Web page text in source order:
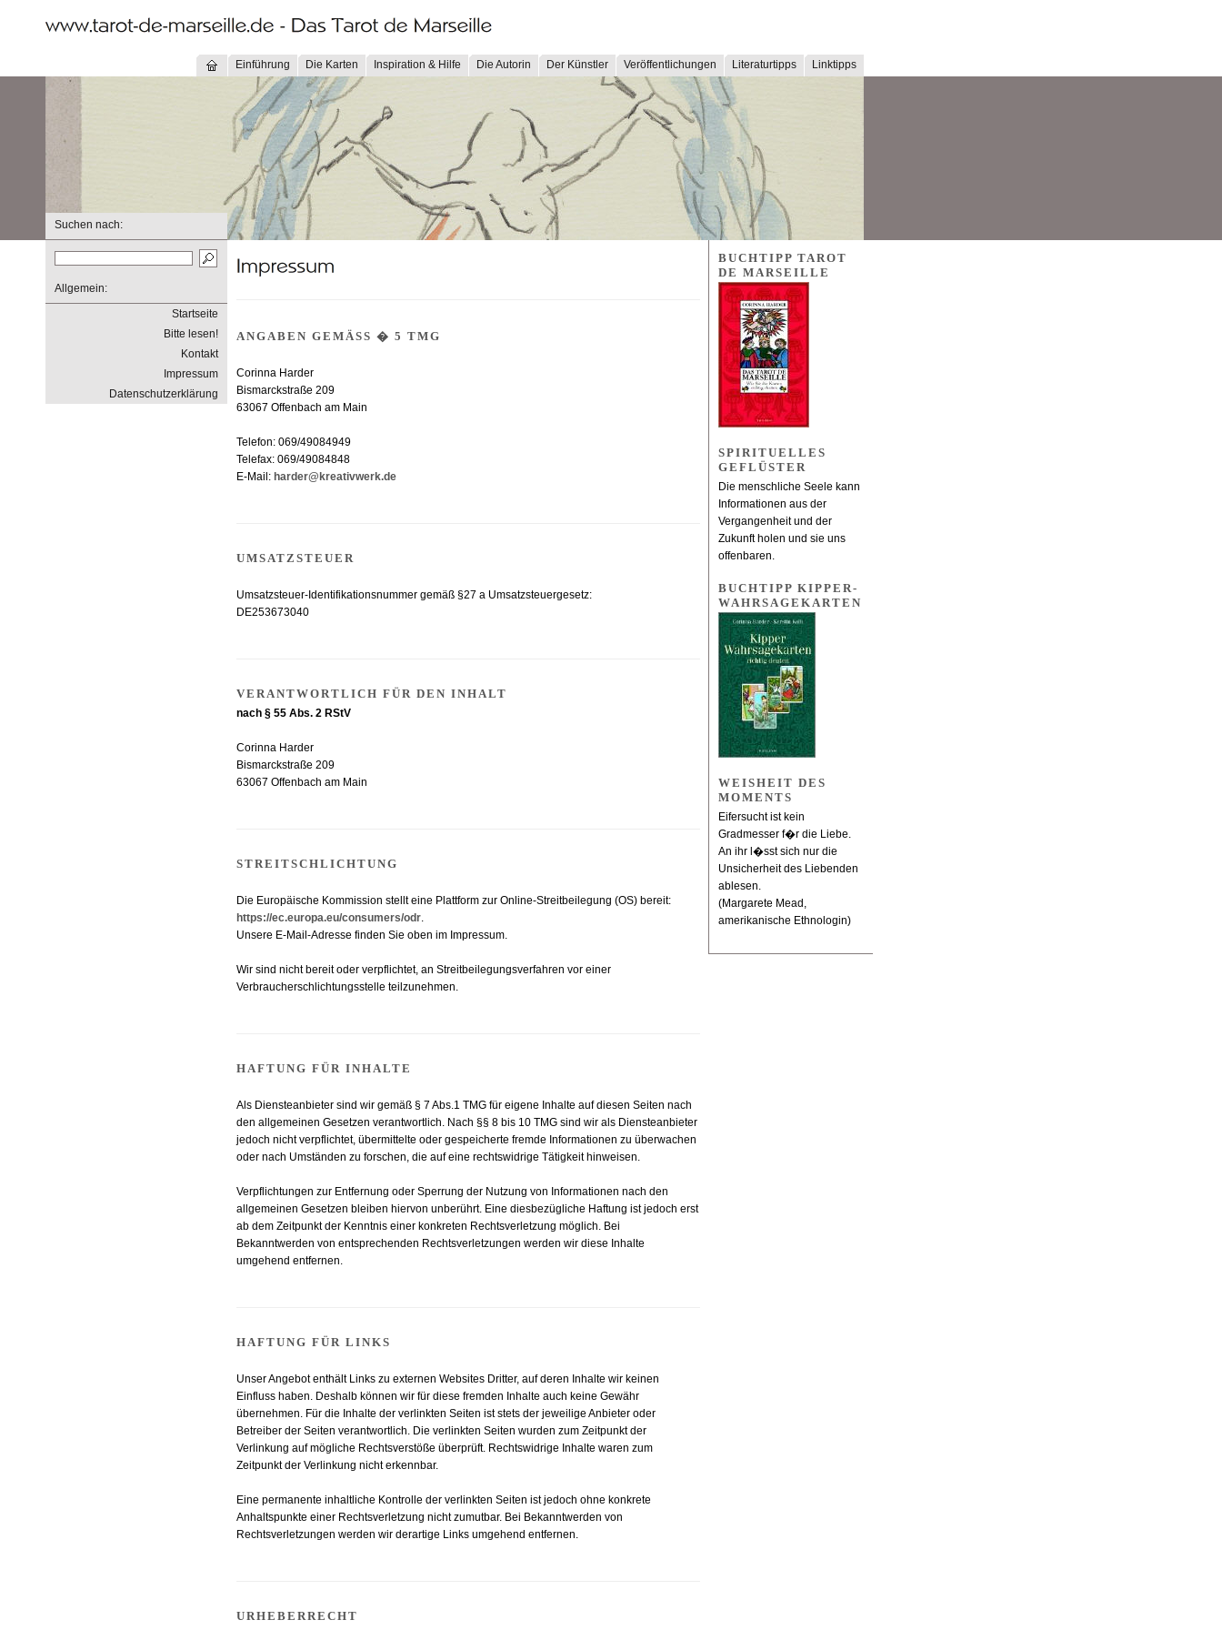
Einführung Die Karten Inspiration & Hilfe Die Autorin Der Künstler Veröffentlichungen Literaturtipps Linktipps
Suchen nach:
Allgemein:
Startseite
Bitte lesen!
Kontakt
Impressum
Datenschutzerklärung
ANGABEN GEMÄSS � 5 TMG
Corinna Harder
Bismarckstraße 209
63067 Offenbach am Main
Telefon: 069/49084949
Telefax: 069/49084848
E-Mail: harder@kreativwerk.de
UMSATZSTEUER
Umsatzsteuer-Identifikationsnummer gemäß §27 a Umsatzsteuergesetz:
DE253673040
VERANTWORTLICH FÜR DEN INHALT
nach § 55 Abs. 2 RStV
Corinna Harder
Bismarckstraße 209
63067 Offenbach am Main
STREITSCHLICHTUNG
Die Europäische Kommission stellt eine Plattform zur Online-Streitbeilegung (OS) bereit:
https://ec.europa.eu/consumers/odr.
Unsere E-Mail-Adresse finden Sie oben im Impressum.
Wir sind nicht bereit oder verpflichtet, an Streitbeilegungsverfahren vor einer
Verbraucherschlichtungsstelle teilzunehmen.
HAFTUNG FÜR INHALTE
Als Diensteanbieter sind wir gemäß § 7 Abs.1 TMG für eigene Inhalte auf diesen Seiten nach
den allgemeinen Gesetzen verantwortlich. Nach §§ 8 bis 10 TMG sind wir als Diensteanbieter
jedoch nicht verpflichtet, übermittelte oder gespeicherte fremde Informationen zu überwachen
oder nach Umständen zu forschen, die auf eine rechtswidrige Tätigkeit hinweisen.
Verpflichtungen zur Entfernung oder Sperrung der Nutzung von Informationen nach den
allgemeinen Gesetzen bleiben hiervon unberührt. Eine diesbezügliche Haftung ist jedoch erst
ab dem Zeitpunkt der Kenntnis einer konkreten Rechtsverletzung möglich. Bei
Bekanntwerden von entsprechenden Rechtsverletzungen werden wir diese Inhalte
umgehend entfernen.
HAFTUNG FÜR LINKS
Unser Angebot enthält Links zu externen Websites Dritter, auf deren Inhalte wir keinen
Einfluss haben. Deshalb können wir für diese fremden Inhalte auch keine Gewähr
übernehmen. Für die Inhalte der verlinkten Seiten ist stets der jeweilige Anbieter oder
Betreiber der Seiten verantwortlich. Die verlinkten Seiten wurden zum Zeitpunkt der
Verlinkung auf mögliche Rechtsverstöße überprüft. Rechtswidrige Inhalte waren zum
Zeitpunkt der Verlinkung nicht erkennbar.
Eine permanente inhaltliche Kontrolle der verlinkten Seiten ist jedoch ohne konkrete
Anhaltspunkte einer Rechtsverletzung nicht zumutbar. Bei Bekanntwerden von
Rechtsverletzungen werden wir derartige Links umgehend entfernen.
URHEBERRECHT
BUCHTIPP TAROT
DE MARSEILLE
SPIRITUELLES
GEFLÜSTER
Die menschliche Seele kann
Informationen aus der
Vergangenheit und der
Zukunft holen und sie uns
offenbaren.
BUCHTIPP KIPPER-
WAHRSAGEKARTEN
WEISHEIT DES
MOMENTS
Eifersucht ist kein
Gradmesser f�r die Liebe.
An ihr l�sst sich nur die
Unsicherheit des Liebenden
ablesen.
(Margarete Mead,
amerikanische Ethnologin)